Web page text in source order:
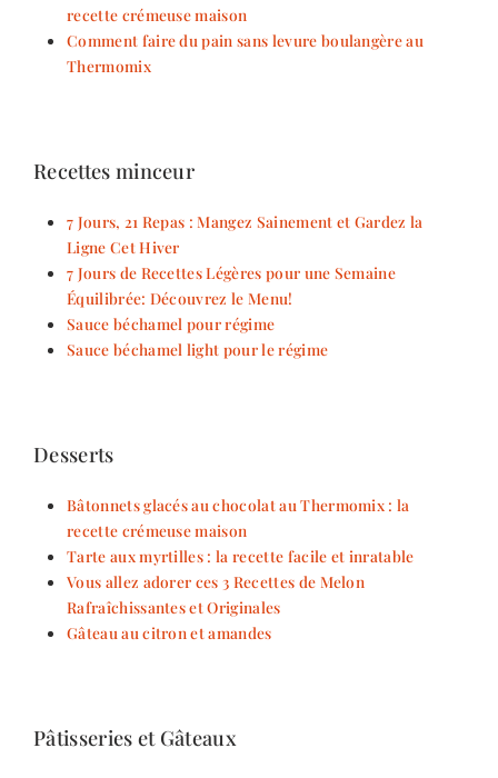
recette crémeuse maison
Comment faire du pain sans levure boulangère au
Thermomix
Recettes minceur
7 Jours, 21 Repas : Mangez Sainement et Gardez la
Ligne Cet Hiver
7 Jours de Recettes Légères pour une Semaine
Équilibrée: Découvrez le Menu!
Sauce béchamel pour régime
Sauce béchamel light pour le régime
Desserts
Bâtonnets glacés au chocolat au Thermomix : la
recette crémeuse maison
Tarte aux myrtilles : la recette facile et inratable
Vous allez adorer ces 3 Recettes de Melon
Rafraîchissantes et Originales
Gâteau au citron et amandes
Pâtisseries et Gâteaux